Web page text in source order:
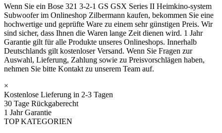
Wenn Sie ein Bose 321 3-2-1 GS GSX Series II Heimkino-system
Subwoofer im Onlineshop Zilbermann kaufen, bekommen Sie eine
hochwertige und geprüfte Ware zu einem sehr günstigen Preis. Wir
sind sicher, dass Ihnen die Waren lange Zeit dienen wird. 1 Jahr
Garantie gilt für alle Produkte unseres Onlineshops. Innerhalb
Deutschlands gilt kostenloser Versand. Wenn Sie Fragen zur
Auswahl, Lieferung, Zahlung sowie zu Preisvorschlägen haben,
nehmen Sie bitte Kontakt zu unserem Team auf.
×
Kostenlose Lieferung in 2-3 Tagen
30 Tage Rückgaberecht
1 Jahr Garantie
TOP KATEGORIEN